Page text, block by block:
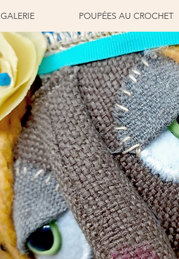
GALERIE POUPÉES AU CROCHET